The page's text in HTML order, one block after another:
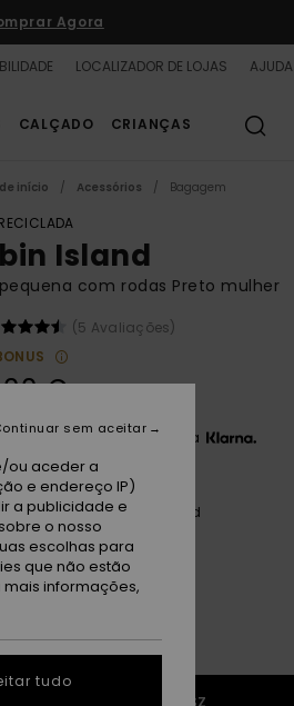
Agora
LOCALIZADOR DE LOJAS AJUDA
CALÇADO CRIANÇAS
início Acessórios Bagagem
Island
com rodas Preto mulher
(5 Avaliações)
€
3 x 43,33 € sem juros com a
Shade Axs Mo Jacquard
1SZ
ou aceder a
e endereço IP)
a publicidade e
o nosso
escolhas para
que não estão
informações,
sem aceitar
tudo